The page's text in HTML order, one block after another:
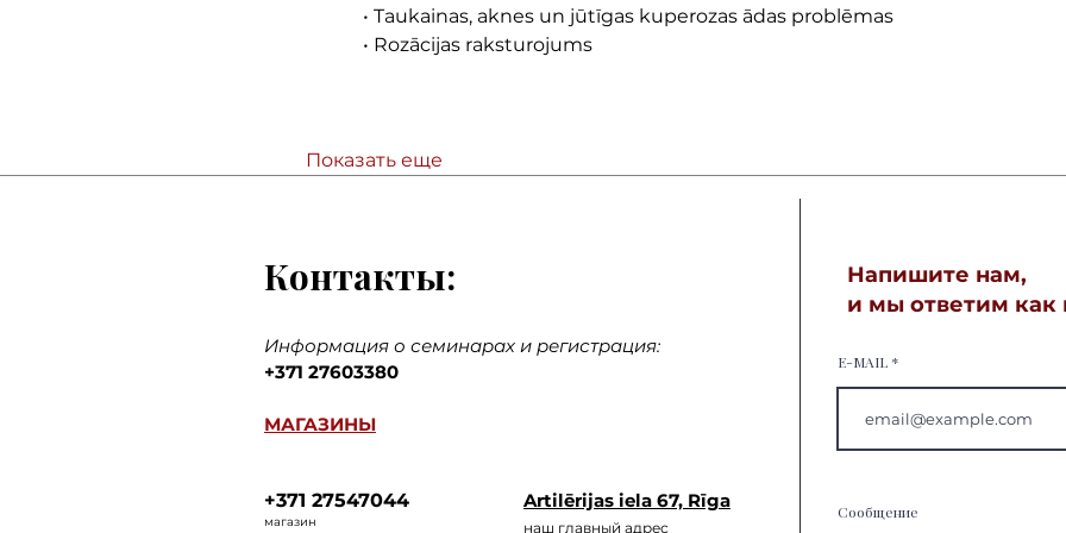
• Taukainas, aknes un jūtīgas kuperozas ādas problēmas
• Rozācijas raksturojums
Показать еще
Контакты:
Информация о семинарах и регистрация:
+371 27603380
МАГАЗИНЫ
+371 27547044
магазин
Artilērijas iela 67, Rīga
наш главный адрес
Напишите нам,
и мы ответим как
E-MAIL
Сообщение